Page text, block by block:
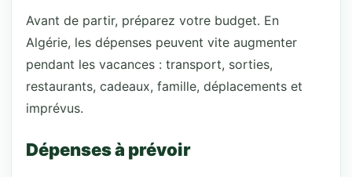
Avant de partir, préparez votre budget. En
Algérie, les dépenses peuvent vite augmenter
pendant les vacances : transport, sorties,
restaurants, cadeaux, famille, déplacements et
imprévus.
Dépenses à prévoir